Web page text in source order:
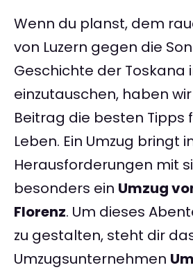
Wenn du planst, dem
von Luzern gegen die
Geschichte der Toskana
einzutauschen, haben
Beitrag die besten Tipps
Leben. Ein Umzug bringt
Herausforderungen mit
besonders ein Umzug
Florenz. Um dieses
zu gestalten, steht dir
Umzugsunternehmen